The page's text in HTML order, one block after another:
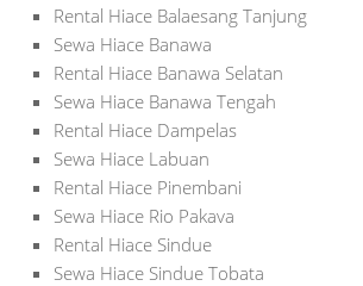
Rental Hiace Balaesang Tanjung
Sewa Hiace Banawa
Rental Hiace Banawa Selatan
Sewa Hiace Banawa Tengah
Rental Hiace Dampelas
Sewa Hiace Labuan
Rental Hiace Pinembani
Sewa Hiace Rio Pakava
Rental Hiace Sindue
Sewa Hiace Sindue Tobata